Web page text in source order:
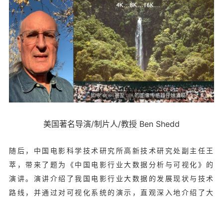
美国著名导演/制片人/教授 Ben Shedd
随后，中国电影科学技术研究所高新技术研究处副主任王
萃，带来了题为《中国电影行业大数据分析与可视化》的
演讲。演讲介绍了我国电影行业大数据的发展现状与技术
路线，并通过对可视化系统的演示，直观深入地介绍了大